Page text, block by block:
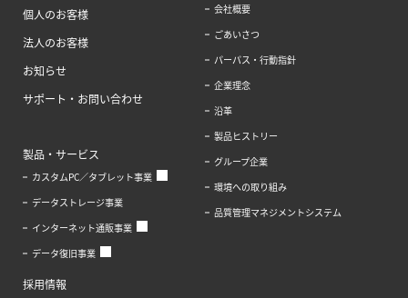
個人のお客様
法人のお客様
お知らせ
サポート・お問い合わせ
製品・サービス
カスタムPC／タブレット事業
データストレージ事業
インターネット通販事業
データ復旧事業
会社概要
ごあいさつ
パーパス・行動指針
企業理念
沿革
製品ヒストリー
グループ企業
環境への取り組み
品質管理マネジメントシステム
採用情報